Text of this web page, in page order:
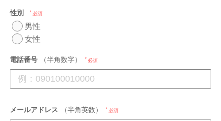
性別 必須
男性
女性
電話番号 （半角数字） 必須
メールアドレス （半角英数） 必須